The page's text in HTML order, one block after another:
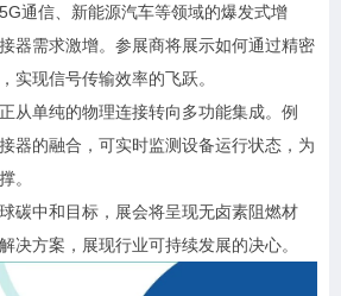
5G通信、新能源汽车等领域的爆发式增
器需求激增。参展商将展示如何通过精密
实现信号传输效率的飞跃。
从单纯的物理连接转向多功能集成。例
器的融合，可实时监测设备运行状态，为
。
球碳中和目标，展会将呈现无卤素阻燃材
决方案，展现行业可持续发展的决心。